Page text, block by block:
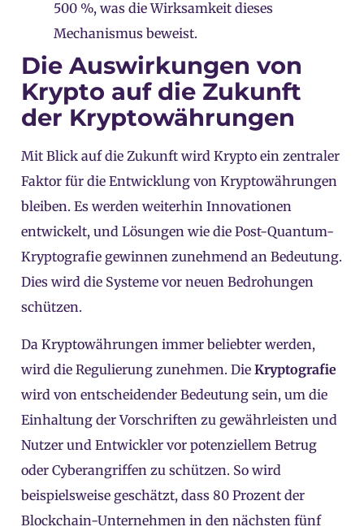
500 %, was die Wirksamkeit dieses
Mechanismus beweist.
Die Auswirkungen von
Krypto auf die Zukunft
der Kryptowährungen
Mit Blick auf die Zukunft wird Krypto ein zentraler
Faktor für die Entwicklung von Kryptowährungen
bleiben. Es werden weiterhin Innovationen
entwickelt, und Lösungen wie die Post-Quantum-
Kryptografie gewinnen zunehmend an Bedeutung.
Dies wird die Systeme vor neuen Bedrohungen
schützen.
Da Kryptowährungen immer beliebter werden,
wird die Regulierung zunehmen. Die Kryptografie
wird von entscheidender Bedeutung sein, um die
Einhaltung der Vorschriften zu gewährleisten und
Nutzer und Entwickler vor potenziellem Betrug
oder Cyberangriffen zu schützen. So wird
beispielsweise geschätzt, dass 80 Prozent der
Blockchain-Unternehmen in den nächsten fünf